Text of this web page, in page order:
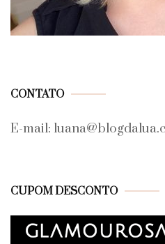
CONTATO
E-mail:
CUPOM DESCONTO